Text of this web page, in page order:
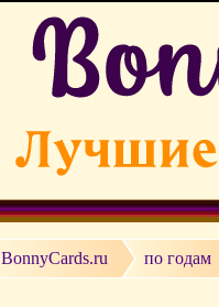
BonnyCards.ru по годам